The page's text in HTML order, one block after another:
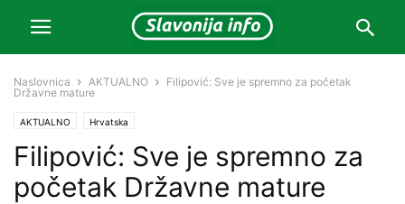
Naslovnica AKTUALNO
Filipović: Sve je spremno za početak
Državne mature
AKTUALNO Hrvatska
Filipović: Sve je spremno za
početak Državne mature